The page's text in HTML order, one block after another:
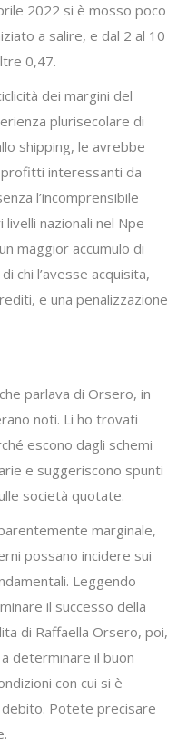
2022 si è mosso poco
a salire, e dal 2 al 10
0,47.
dei margini del
plurisecolare di
shipping, le avrebbe
interessanti da
l’incomprensibile
nazionali nel Npe
maggior accumulo di
chi l’avesse acquisita,
e una penalizzazione
parlava di Orsero, in
noti. Li ho trovati
escono dagli schemi
e suggeriscono spunti
società quotate.
marginale,
possano incidere sui
Leggendo
il successo della
di Raffaella Orsero, poi,
determinare il buon
con cui si è
Potete precisare